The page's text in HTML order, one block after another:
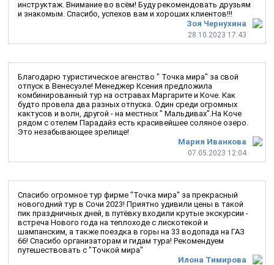
Зоя Чернухина
28.10.2023 17:43
инструктаж. Внимание во всём! Буду рекомендовать друзьям
и знакомым. Спасибо, успехов вам и хороших клиентов!!!
Мария Иванкова
07.05.2023 12:04
Благодарю туристическое агенство " Точка мира" за свой
отпуск в Венесуэле! Менеджер Ксения предложила
комбинированный тур на остравах Маргарите и Коче. Как
будто провела два разных отпуска. Один среди огромных
кактусов и волн, другой - на местных " Мальдивах".На Коче
рядом с отелем Парадайз есть красивейшее соляное озеро.
Это незабывающее зрелище!
Илона Тимирова
Спасибо огромное тур фирме "Точка мира" за прекрасный
новогодний тур в Сочи 2023! Приятно удивили цены в такой
пик праздничных дней, в путёвку входили крутые экскурсии -
встреча Нового года на теплоходе с лискотекой и
шампанским, а также поездка в горы на 33 водопада на ГАЗ
66! Спасибо организаторам и гидам тура! Рекомендуем
путешествовать с "Точкой мира"